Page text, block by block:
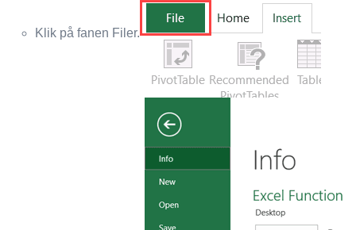
Klik på fanen Filer.